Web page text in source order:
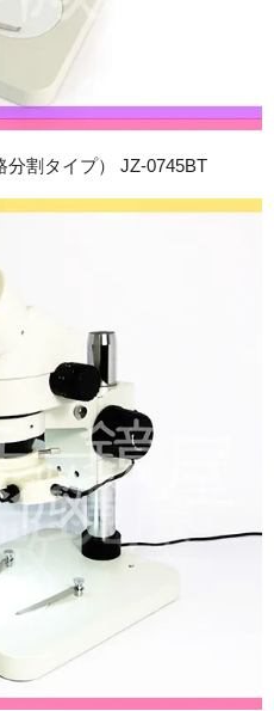
分割タイプ） JZ-0745BT